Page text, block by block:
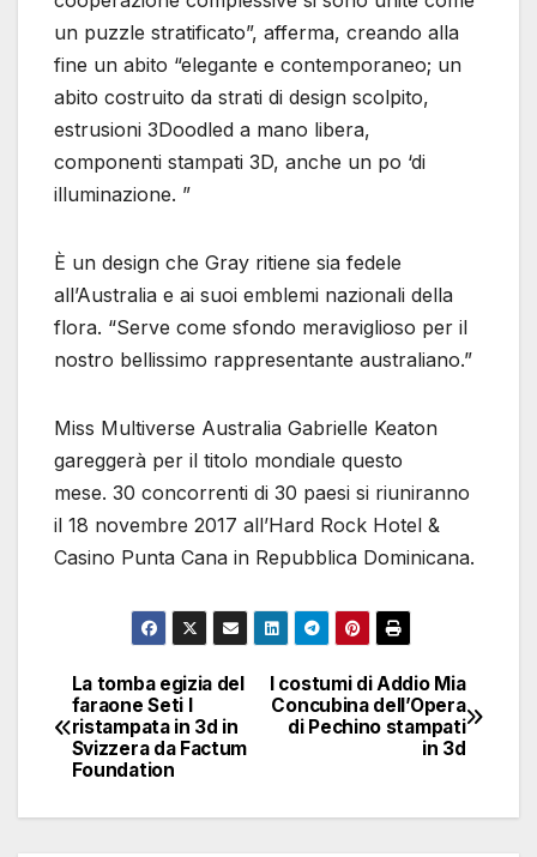
un puzzle stratificato”, afferma, creando alla
fine un abito “elegante e contemporaneo; un
abito costruito da strati di design scolpito,
estrusioni 3Doodled a mano libera,
componenti stampati 3D, anche un po ‘di
illuminazione. ”
È un design che Gray ritiene sia fedele
all’Australia e ai suoi emblemi nazionali della
flora. “Serve come sfondo meraviglioso per il
nostro bellissimo rappresentante australiano.”
Miss Multiverse Australia Gabrielle Keaton
gareggerà per il titolo mondiale questo
mese. 30 concorrenti di 30 paesi si riuniranno
il 18 novembre 2017 all’Hard Rock Hotel &
Casino Punta Cana in Repubblica Dominicana.
Navigazione
articoli
I costumi di Addio Mia
Concubina dell’Opera
di Pechino stampati
in 3d
La tomba egizia del
faraone Seti I
ristampata in 3d in
Svizzera da Factum
Foundation